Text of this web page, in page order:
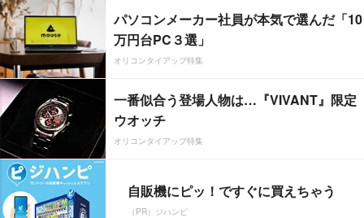
パソコンメーカー社員が本気で選んだ「10
万円台PC３選」
オリコンタイアップ特集
一番似合う登場人物は…『VIVANT』限定
ウオッチ
オリコンタイアップ特集
自販機にピッ！ですぐに買えちゃう
（PR）ジハンピ